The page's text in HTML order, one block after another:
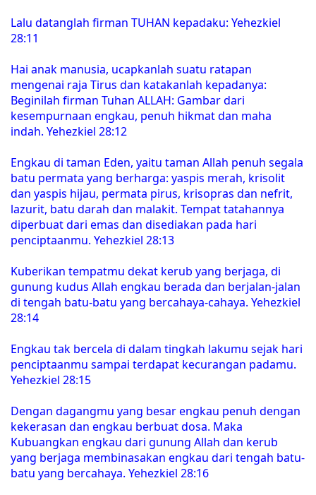
Lalu datanglah firman TUHAN kepadaku: Yehezkiel
28:11
Hai anak manusia, ucapkanlah suatu ratapan
mengenai raja Tirus dan katakanlah kepadanya:
Beginilah firman Tuhan ALLAH: Gambar dari
kesempurnaan engkau, penuh hikmat dan maha
indah. Yehezkiel 28:12
Engkau di taman Eden, yaitu taman Allah penuh segala
batu permata yang berharga: yaspis merah, krisolit
dan yaspis hijau, permata pirus, krisopras dan nefrit,
lazurit, batu darah dan malakit. Tempat tatahannya
diperbuat dari emas dan disediakan pada hari
penciptaanmu. Yehezkiel 28:13
Kuberikan tempatmu dekat kerub yang berjaga, di
gunung kudus Allah engkau berada dan berjalan-jalan
di tengah batu-batu yang bercahaya-cahaya. Yehezkiel
28:14
Engkau tak bercela di dalam tingkah lakumu sejak hari
penciptaanmu sampai terdapat kecurangan padamu.
Yehezkiel 28:15
Dengan dagangmu yang besar engkau penuh dengan
kekerasan dan engkau berbuat dosa. Maka
Kubuangkan engkau dari gunung Allah dan kerub
yang berjaga membinasakan engkau dari tengah batu-
batu yang bercahaya. Yehezkiel 28:16